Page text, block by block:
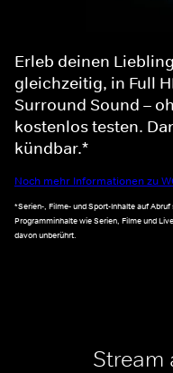
Erleb deinen
gleichzeitig, in Full
Surround Sound –
kostenlos testen.
kündbar.*
Noch mehr Informationen zu
*Serien-, Filme- und Sport-Inhalte auf
Programminhalte wie Serien, Filme und
davon unberührt.
Stream